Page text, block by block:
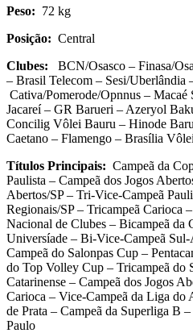
Peso: 72 kg
Posição: Central
Clubes:
BCN/Osasco – Finasa/
– Brasil Telecom – Sesi/Uberlândia
Cativa/Pomerode/Opnnus –
Jacareí – GR Barueri – Azeryol
Concilig Vôlei Bauru – Hinode
Caetano – Flamengo – Brasília
Títulos Principais: Campeã da
Paulista – Campeã dos Jogos
Abertos/SP – Tri-Vice-Campeã
Regionais/SP – Tricampeã Carioca
Nacional de Clubes – Bicampeã da
Universíade – Bi-Vice-Campeã
Campeã do Salonpas Cup –
do Top Volley Cup – Tricampeã do
Catarinense – Campeã dos Jogos
Carioca – Vice-Campeã da Liga do
de Prata – Campeã da Superliga B
Paulo